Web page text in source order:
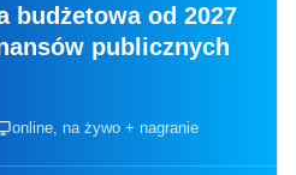
budżetowa od 2027
publicznych
online, na żywo + nagranie